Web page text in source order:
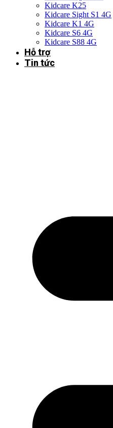
Kidcare K25
Kidcare Sight S1 4G
Kidcare K1 4G
Kidcare S6 4G
Kidcare S88 4G
Hỗ trợ
Tin tức